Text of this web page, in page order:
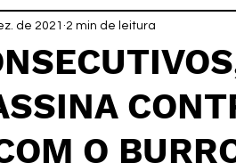
EC Taubaté
Rugby Fut7
O
de 2021 2 min de leitura